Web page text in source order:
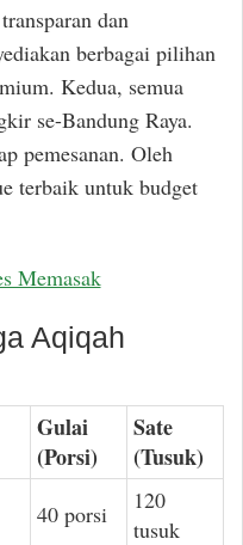
dan
berbagai pilihan
Kedua, semua
se-Bandung Raya.
pemesanan. Oleh
terbaik untuk budget
Memasak
Aqiqah
Gulai
(Porsi)
Sate
(Tusuk)
40 porsi
120
tusuk